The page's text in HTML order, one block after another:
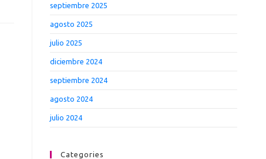
septiembre 2025
agosto 2025
julio 2025
diciembre 2024
septiembre 2024
agosto 2024
julio 2024
Categories